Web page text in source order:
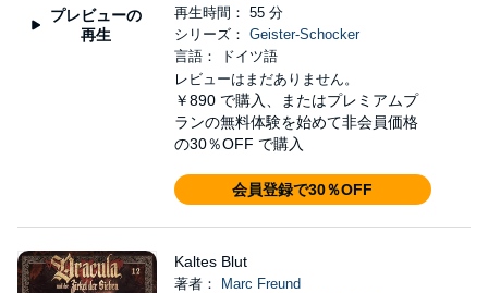
プレビューの
再生
再生時間： 55 分
シリーズ： Geister-Schocker
言語： ドイツ語
レビューはまだありません。
￥890 で購入、またはプレミアムプ
ランの無料体験を始めて非会員価格
の30％OFF で購入
会員登録で30％OFF
Kaltes Blut
著者：
Marc Freund